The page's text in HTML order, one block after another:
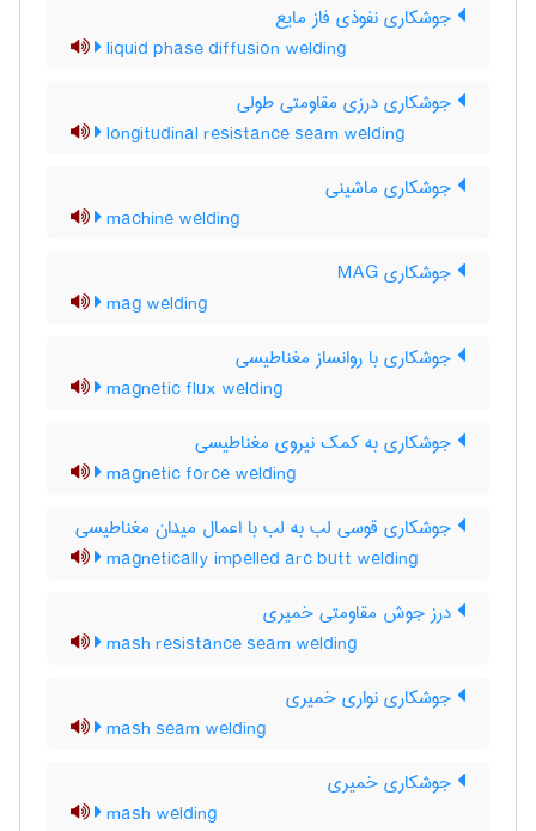
جوشکاری نفوذی فاز مایع
liquid phase diffusion welding
جوشکاری درزی مقاومتی طولی
longitudinal resistance seam welding
جوشکاری ماشینی
machine welding
جوشکاری MAG
mag welding
جوشکاری با روانساز مغناطیسی
magnetic flux welding
جوشکاری به کمک نیروی مغناطیسی
magnetic force welding
جوشکاری قوسی لب به لب با اعمال میدان مغناطیسی
magnetically impelled arc butt welding
درز جوش مقاومتی خمیری
mash resistance seam welding
جوشکاری نواری خمیری
mash seam welding
جوشکاری خمیری
mash welding